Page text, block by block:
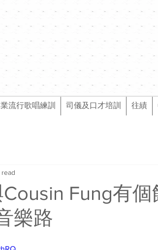
流行歌唱練訓 司儀及口才培訓 往績
Cousin Fung有個
樂路
read